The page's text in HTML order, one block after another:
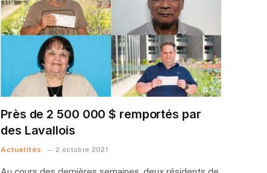
Près de 2 500 000 $ remportés par
des Lavallois
Actualités 2 octobre 2021